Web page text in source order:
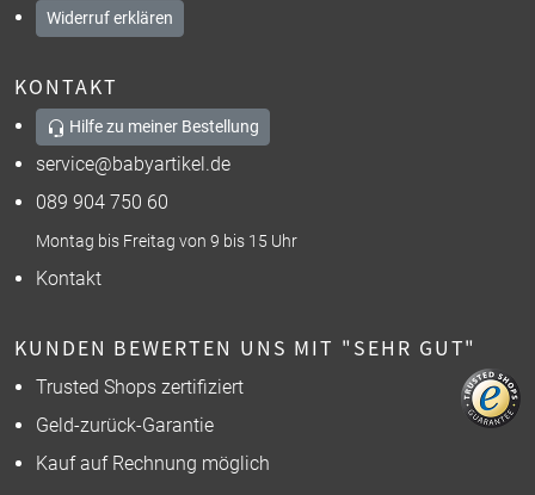
Widerruf erklären
KONTAKT
Hilfe zu meiner Bestellung
service@babyartikel.de
089 904 750 60
Montag bis Freitag von 9 bis 15 Uhr
Kontakt
KUNDEN BEWERTEN UNS MIT "SEHR GUT"
Trusted Shops zertifiziert
Geld-zurück-Garantie
Kauf auf Rechnung möglich